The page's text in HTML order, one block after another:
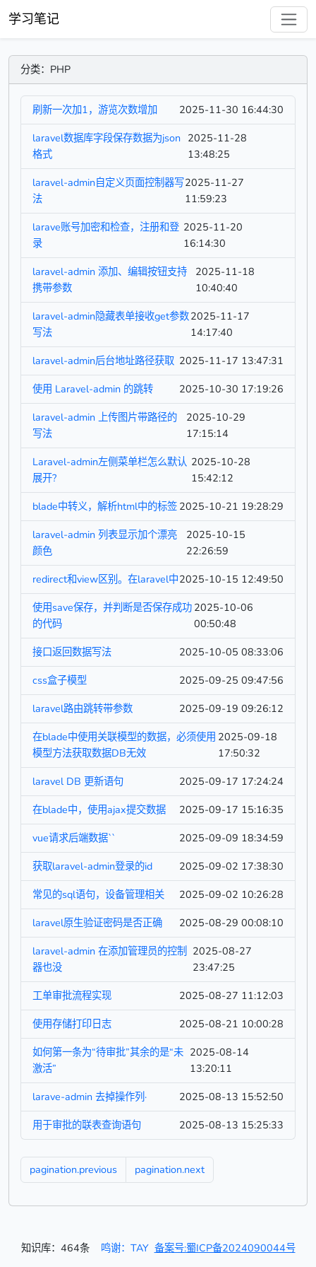
学习笔记
分类：PHP
刷新一次加1，游览次数增加
2025-11-30 16:44:30
laravel数据库字段保存数据为json
格式
2025-11-28
13:48:25
laravel-admin自定义页面控制器写
法
2025-11-27
11:59:23
larave账号加密和检查，注册和登
录
2025-11-20
16:14:30
laravel-admin 添加、编辑按钮支持
携带参数
2025-11-18
10:40:40
laravel-admin隐藏表单接收get参数
写法
2025-11-17
14:17:40
laravel-admin后台地址路径获取 2025-11-17 13:47:31
使用 Laravel-admin 的跳转
2025-10-30 17:19:26
laravel-admin 上传图片带路径的
写法
2025-10-29
17:15:14
Laravel-admin左侧菜单栏怎么默认
展开?
2025-10-28
15:42:12
blade中转义，解析html中的标签 2025-10-21 19:28:29
laravel-admin 列表显示加个漂亮
颜色
2025-10-15
22:26:59
redirect和view区别。在laravel中2025-10-15 12:49:50
使用save保存，并判断是否保存成功
的代码
2025-10-06
00:50:48
接口返回数据写法
2025-10-05 08:33:06
css盒子模型
2025-09-25 09:47:56
laravel路由跳转带参数
2025-09-19 09:26:12
在blade中使用关联模型的数据，必须使用
模型方法获取数据DB无效
2025-09-18
17:50:32
laravel DB 更新语句
2025-09-17 17:24:24
在blade中，使用ajax提交数据
2025-09-17 15:16:35
vue请求后端数据``
2025-09-09 18:34:59
获取laravel-admin登录的id
2025-09-02 17:38:30
常见的sql语句，设备管理相关
2025-09-02 10:26:28
laravel原生验证密码是否正确
2025-08-29 00:08:10
laravel-admin 在添加管理员的控制
器也没
2025-08-27
23:47:25
工单审批流程实现
2025-08-27 11:12:03
使用存储打印日志
2025-08-21 10:00:28
如何第一条为“待审批”其余的是“未
激活”
2025-08-14
13:20:11
larave-admin 去掉操作列·
2025-08-13 15:52:50
用于审批的联表查询语句
2025-08-13 15:25:33
pagination.previous pagination.next
知识库：464条 鸣谢：TAY 备案号:蜀ICP备2024090044号